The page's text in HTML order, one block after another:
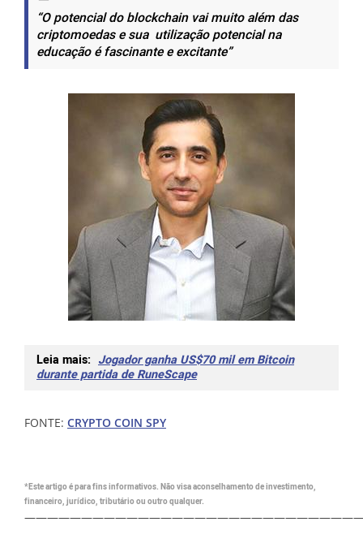
“O potencial do blockchain vai muito além das
criptomoedas e sua utilização potencial na
educação é fascinante e excitante”
Leia mais: Jogador ganha US$70 mil em Bitcoin
durante partida de RuneScape
FONTE: CRYPTO COIN SPY
*Este artigo é para fins informativos. Não visa aconselhamento de investimento,
financeiro, jurídico, tributário ou outro qualquer.